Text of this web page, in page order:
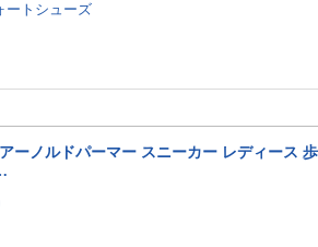
ートシューズ
ーノルドパーマー スニーカー レディース